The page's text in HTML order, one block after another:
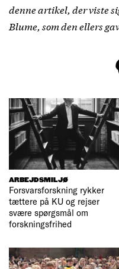
denne artikel, der viste
Blume, som den ellers
ARBEJDSMILJØ
Forsvarsforskning rykker
tættere på KU og rejser
svære spørgsmål om
forskningsfrihed